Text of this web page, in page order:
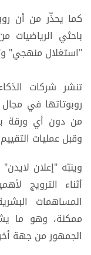
كما يحذّر من أن
باحثي
"استغلال منهجي"
تنشر شركات
روبوتاتها في مجال
من دون أي ورقة
وقبل عمليات
وينبّه "إعلان
أثناء الترويج
المساهمات
ممكنة، وهو ما
الجمهور من جهة